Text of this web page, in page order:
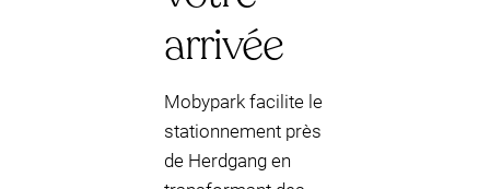
arrivée
Mobypark facilite le
stationnement près
de Herdgang en